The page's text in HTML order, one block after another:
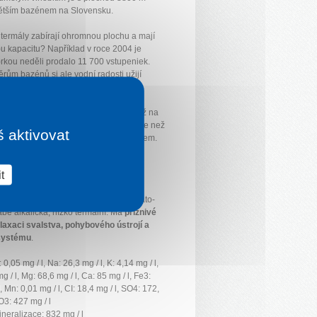
bazénem na Slovensku.
zabírají ohromnou plochu a mají
kapacitu? Například v roce 2004 je
neděli prodalo 11 700 vstupeniek.
bazénů si ale vodní radosti užijí
roční teploty jsou ve Štůrovu vyšší než na
moravském jihu, protože leží o více než
než moravské hranice s Rakouskem.
vody: přírodní minerální voda,
síranová, hořečnato-
alkalická, nízko termální. Mápříznivé
svalstva, pohybového ústrojí a
.
0,05 mg / l, Na: 26,3 mg / l, K: 4,14 mg / l,
/ l, Mg: 68,6 mg / l, Ca: 85 mg / l, Fe3:
Mn: 0,01 mg / l, CI: 18,4 mg / l, SO4: 172,
427 mg / l
832 mg / l
aktivovat